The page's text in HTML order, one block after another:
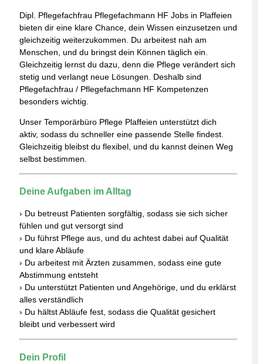
Dipl. Pflegefachfrau Pflegefachmann HF Jobs in Plaffeien
bieten dir eine klare Chance, dein Wissen einzusetzen und
gleichzeitig weiterzukommen. Du arbeitest nah am
Menschen, und du bringst dein Können täglich ein.
Gleichzeitig lernst du dazu, denn die Pflege verändert sich
stetig und verlangt neue Lösungen. Deshalb sind
Pflegefachfrau / Pflegefachmann HF Kompetenzen
besonders wichtig.
Unser Temporärbüro Pflege Plaffeien unterstützt dich
aktiv, sodass du schneller eine passende Stelle findest.
Gleichzeitig bleibst du flexibel, und du kannst deinen Weg
selbst bestimmen.
Deine Aufgaben im Alltag
› Du betreust Patienten sorgfältig, sodass sie sich sicher
fühlen und gut versorgt sind
› Du führst Pflege aus, und du achtest dabei auf Qualität
und klare Abläufe
› Du arbeitest mit Ärzten zusammen, sodass eine gute
Abstimmung entsteht
› Du unterstützt Patienten und Angehörige, und du erklärst
alles verständlich
› Du hältst Abläufe fest, sodass die Qualität gesichert
bleibt und verbessert wird
Dein Profil